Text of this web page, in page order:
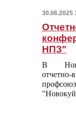
30.06.2025
НПЗ"
В